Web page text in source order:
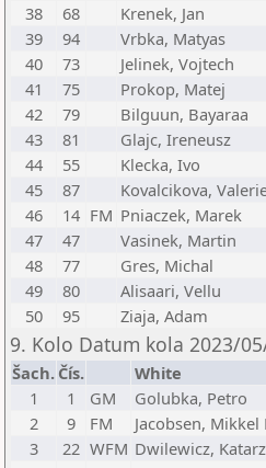
38
68 Krenek, Jan
39
94 Vrbka, Matyas
40
73 Jelinek, Vojtech
41
75 Prokop, Matej
42
79 Bilguun, Bayaraa
43
81 Glajc, Ireneusz
44
55 Klecka, Ivo
45
87 Kovalcikova,
46
14 FM Pniaczek, Marek
47
47 Vasinek, Martin
48
77 Gres, Michal
49
80 Alisaari, Vellu
50
95 Ziaja, Adam
9. Kolo Datum kola 2023/
Šach. Čís. White
1
1 GM Golubka, Petro
2
9 FM Jacobsen,
3
22 WFM Dwilewicz,